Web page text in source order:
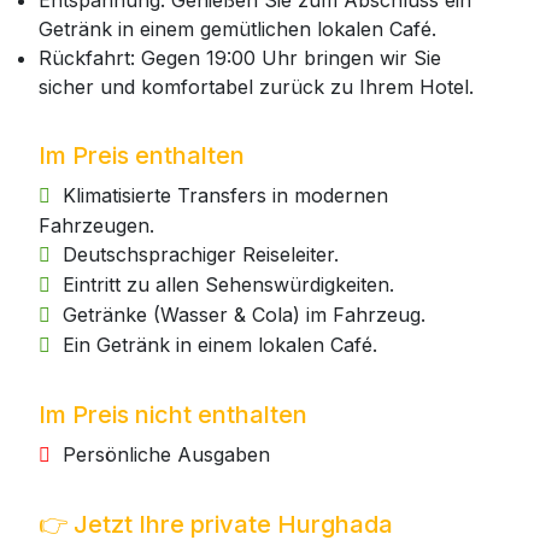
Getränk in einem gemütlichen lokalen Café.
Rückfahrt: Gegen 19:00 Uhr bringen wir Sie
sicher und komfortabel zurück zu Ihrem Hotel.
Im Preis enthalten
Klimatisierte Transfers in modernen
Fahrzeugen.
Deutschsprachiger Reiseleiter.
Eintritt zu allen Sehenswürdigkeiten.
Getränke (Wasser & Cola) im Fahrzeug.
Ein Getränk in einem lokalen Café.
Im Preis nicht enthalten
Persönliche Ausgaben
👉 Jetzt Ihre private Hurghada